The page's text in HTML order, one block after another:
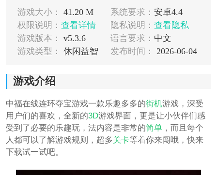
游戏大小： 41.20 M 系统要求： 安卓4.4
权限说明： 查看详情 隐私说明： 查看隐私
游戏版本：
v5.3.6 语言要求： 中文
游戏类型：
休闲益智 发布时间： 2026-06-04
游戏介绍
中福在线连环夺宝游戏一款乐趣多多的街机游戏，深受
用户们的喜欢，全新的3D游戏界面，更是让小伙伴们感
受到了必要的乐趣玩，法内容是非常的简单，而且每个
人都可以了解游戏规则，超多关卡等着你来闯哦，快来
下载试一试吧。